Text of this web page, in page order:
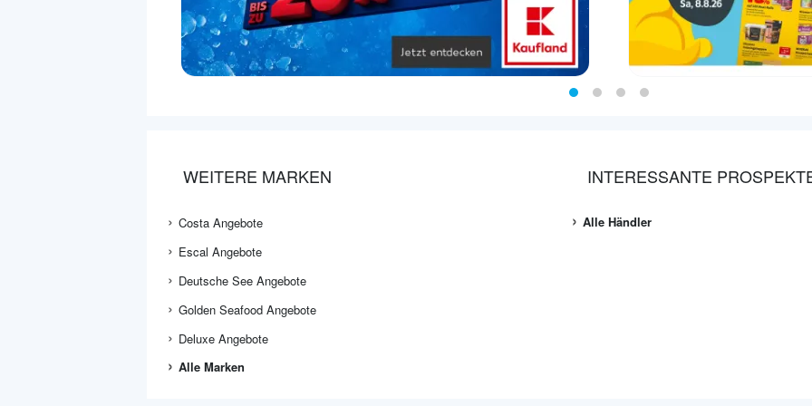
WEITERE MARKEN
Costa Angebote
Escal Angebote
Deutsche See Angebote
Golden Seafood Angebote
Deluxe Angebote
Alle Marken
INTERESSANTE
Alle Händler